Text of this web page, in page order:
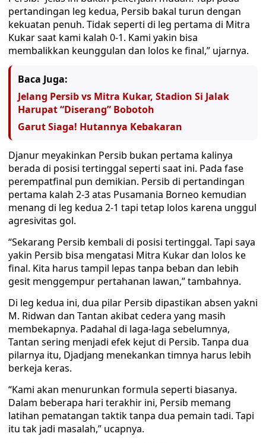
pertandingan leg kedua, Persib bakal turun dengan
kekuatan penuh. Tidak seperti di leg pertama di Mitra
Kukar saat kami kalah 0-1. Kami yakin bisa
membalikkan keunggulan dan lolos ke final,” ujarnya.
Baca Juga:
Jelang Persib vs Mitra Kukar, Stadion Si Jalak
Harupat “Diserang” Bobotoh
Garut Siaga! Hutannya Kebakaran
Djanur meyakinkan Persib bukan pertama kalinya
berada di posisi tertinggal seperti saat ini. Pada fase
perempatfinal pun demikian. Persib di pertandingan
pertama kalah 2-3 atas Pusamania Borneo kemudian
menang di leg kedua 2-1 tapi tetap lolos karena unggul
agresivitas gol.
“Sekarang Persib kembali di posisi tertinggal. Tapi saya
yakin Persib bisa mengatasi Mitra Kukar dan lolos ke
final. Kita harus tampil lepas tanpa beban dan lebih
gesit menggempur pertahanan lawan,” tambahnya.
Di leg kedua ini, dua pilar Persib dipastikan absen yakni
M. Ridwan dan Tantan akibat cedera yang masih
membekapnya. Padahal di laga-laga sebelumnya,
Tantan sering menjadi efek kejut di Persib. Tanpa dua
pilarnya itu, Djadjang menekankan timnya harus lebih
berkeja keras.
“Kami akan menurunkan formula seperti biasanya.
Dalam beberapa hari terakhir ini, Persib memang
latihan pematangan taktik tanpa dua pemain tadi. Tapi
itu tak jadi masalah,” ucapnya.